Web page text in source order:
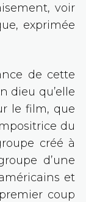
voir
exprimée
de cette
dieu qu’elle
le film, que
du
créé à
d’une
et
coup